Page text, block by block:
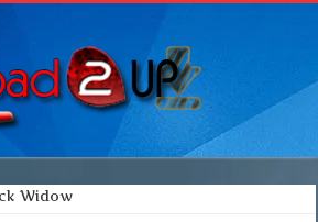
Widow